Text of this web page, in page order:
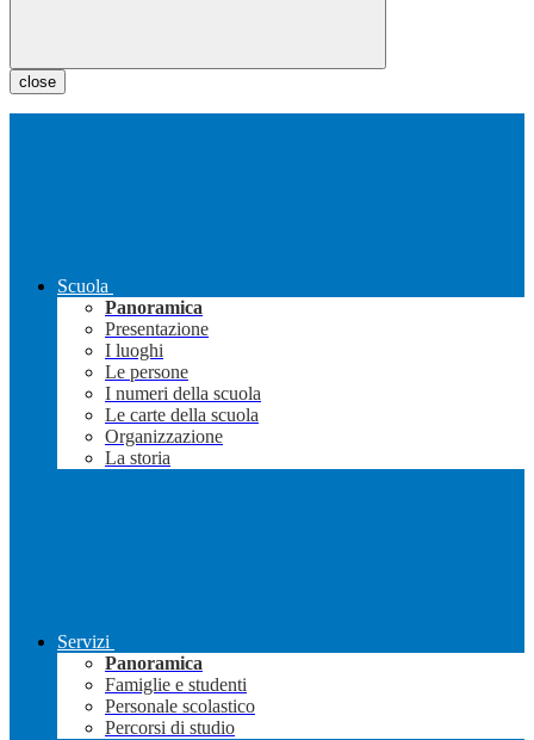
close
Scuola
Panoramica
Presentazione
I luoghi
Le persone
I numeri della scuola
Le carte della scuola
Organizzazione
La storia
Servizi
Panoramica
Famiglie e studenti
Personale scolastico
Percorsi di studio